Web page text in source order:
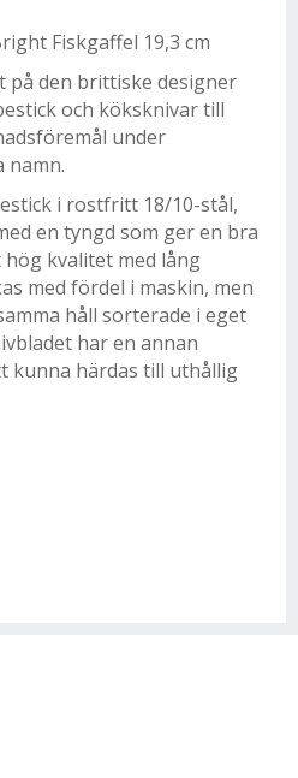
Fiskgaffel 19,3 cm
på den brittiske designer
och köksknivar till
under
namn.
i rostfritt 18/10-stål,
en tyngd som ger en bra
hög kvalitet med lång
med fördel i maskin, men
håll sorterade i eget
har en annan
kunna härdas till uthållig